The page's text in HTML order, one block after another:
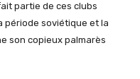
partie de ces clubs
période soviétique et la
son copieux palmarès